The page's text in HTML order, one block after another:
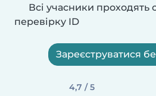
Всі учасники проходять
перевірку ID
Зареєструватися
4,7 / 5